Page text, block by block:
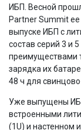
ИБП. Весной
Partner Summit
выпуске ИБП с
состав серий 3 и
преимуществами
зарядка их
48 ч для
Уже выпущены
встроенными
(1U) и настенном